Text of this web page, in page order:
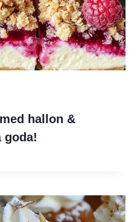
hallon &
goda!